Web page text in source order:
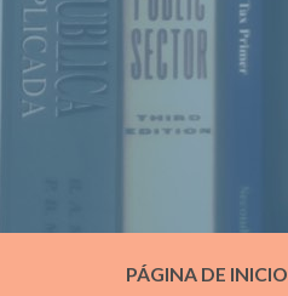
PÁGINA DE INICIO